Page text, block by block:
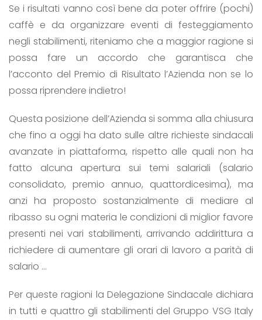
Se i risultati vanno così bene da poter offrire (pochi)
caffè e da organizzare eventi di festeggiamento
negli stabilimenti, riteniamo che a maggior ragione si
possa fare un accordo che garantisca che
l’acconto del Premio di Risultato l’Azienda non se lo
possa riprendere indietro!
Questa posizione dell’Azienda si somma alla chiusura
che fino a oggi ha dato sulle altre richieste sindacali
avanzate in piattaforma, rispetto alle quali non ha
fatto alcuna apertura sui temi salariali (salario
consolidato, premio annuo, quattordicesima), ma
anzi ha proposto sostanzialmente di mediare al
ribasso su ogni materia le condizioni di miglior favore
presenti nei vari stabilimenti, arrivando addirittura a
richiedere di aumentare gli orari di lavoro a parità di
salario …
Per queste ragioni la Delegazione Sindacale dichiara
in tutti e quattro gli stabilimenti del Gruppo VSG Italy